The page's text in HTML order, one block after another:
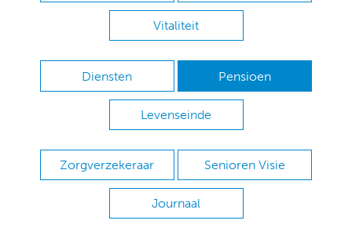
Vitaliteit
Diensten Pensioen
Levenseinde
Zorgverzekeraar Senioren Visie
Journaal